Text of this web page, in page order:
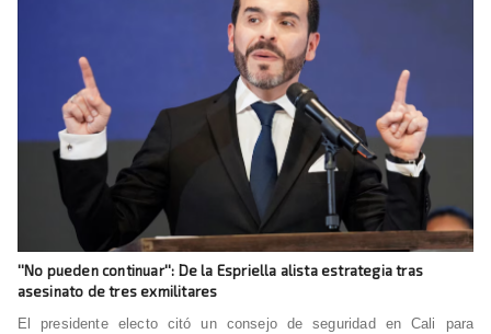
''No pueden continuar'': De la Espriella alista estrategia tras
asesinato de tres exmilitares
El presidente electo citó un consejo de seguridad en Cali para